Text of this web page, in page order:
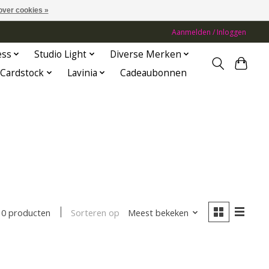
Aanmelden / Inloggen
Studio Light
Diverse Merken
Cardstock Lavinia Cadeaubonnen
0 producten Sorteren op Meest bekeken
cookies »